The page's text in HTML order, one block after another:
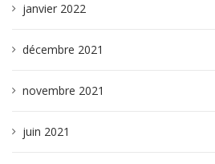
janvier 2022
décembre 2021
novembre 2021
juin 2021